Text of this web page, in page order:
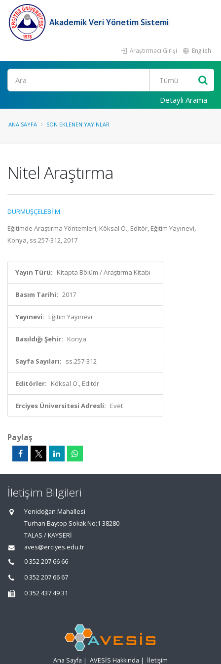
Akademik Veri Yönetim Sistemi
Araştırmacı Girişi English
Ara
Detaylı Arama
ANA SAYFA SON EKLENEN YAYINLAR
Nitel Araştırma
DURMUŞÇELEBİ M.
Eğitimde Araştırma Yöntemleri, Köksal O., Editör, Eğitim Yayınevi,
Konya, ss.257-312, 2017
Yayın Türü: Kitapta Bölüm / Araştırma Kitabı
Basım Tarihi: 2017
Yayınevi: Eğitim Yayınevi
Basıldığı Şehir: Konya
Sayfa Sayıları: ss.257-312
Editörler: Köksal O., Editör
Erciyes Üniversitesi Adresli: Evet
Paylaş
İletişim Bilgileri
Yenidoğan Mahallesi
Turhan Baytop Sokak No:1 38280
TALAS / KAYSERİ
aves@erciyes.edu.tr
0 352 207 66 66
0 352 207 66 67
0 352 437 49 31
Ana Sayfa | AVESİS Hakkında | İletişim